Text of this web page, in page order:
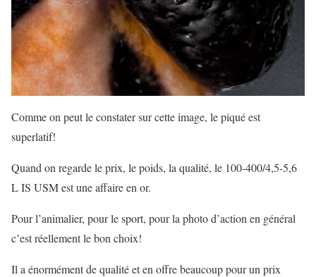
Comme on peut le constater sur cette image, le piqué est
superlatif!
Quand on regarde le prix, le poids, la qualité, le 100-400/4,5-5,6
LIS USM est une affaire en or.
Pour l’animalier, pour le sport, pour la photo d’action en général
c’est réellement le bon choix!
Il a énormément de qualité et en offre beaucoup pour un prix